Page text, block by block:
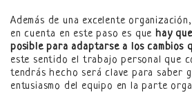
Además de una excelente
en cuenta en este paso es quehay
posible para adaptarse a los cambios
este sentido el trabajo personal que
tendrás hecho será clave para saber
entusiasmo del equipo en la parte